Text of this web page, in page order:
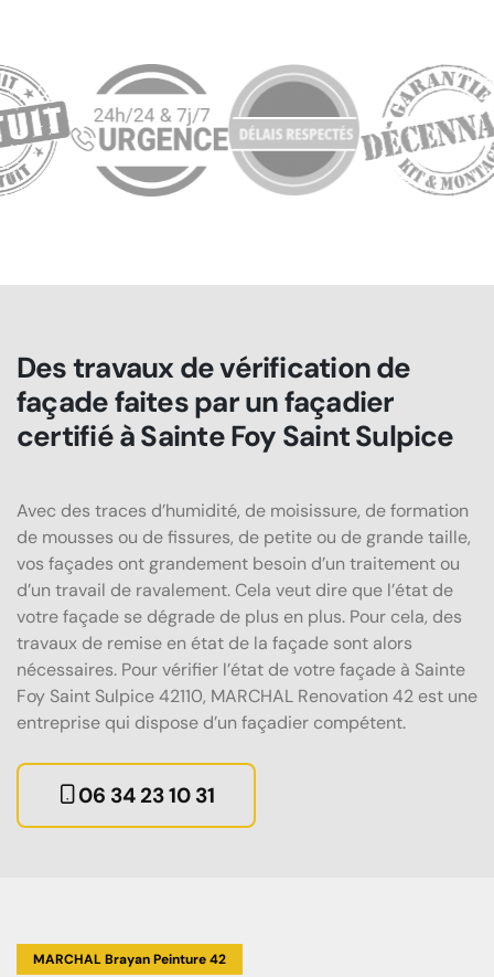
Des travaux de vérification de
façade faites par un façadier
certifié à Sainte Foy Saint Sulpice
Avec des traces d’humidité, de moisissure, de formation
de mousses ou de fissures, de petite ou de grande taille,
vos façades ont grandement besoin d’un traitement ou
d’un travail de ravalement. Cela veut dire que l’état de
votre façade se dégrade de plus en plus. Pour cela, des
travaux de remise en état de la façade sont alors
nécessaires. Pour vérifier l’état de votre façade à Sainte
Foy Saint Sulpice 42110, MARCHAL Renovation 42 est une
entreprise qui dispose d’un façadier compétent.
06 34 23 10 31
MARCHAL Brayan Peinture 42